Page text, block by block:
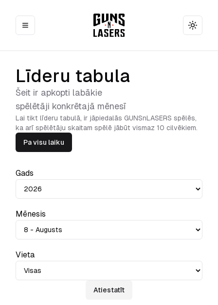
Toggle
Līderu tabula
Šeit ir apkopti labākie
spēlētāji konkrētajā mēnesī
Lai tikt līderu tabulā, ir jāpiedalās GUNSnLASERS spēlēs,
ka arī spēlētāju skaitam spēlē jābūt vismaz 10 cilvēkiem.
Pa visu laiku
Gads
Mēnesis
Vieta
Atiestatīt